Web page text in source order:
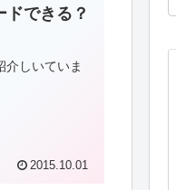
ドできる？
介しいていま
2015.10.01